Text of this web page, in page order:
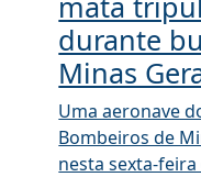
durante
Minas
Uma aeronave
Bombeiros de
nesta sexta-